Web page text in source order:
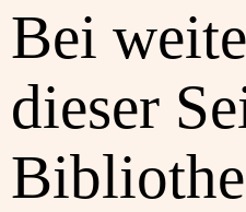
Bei
dieser